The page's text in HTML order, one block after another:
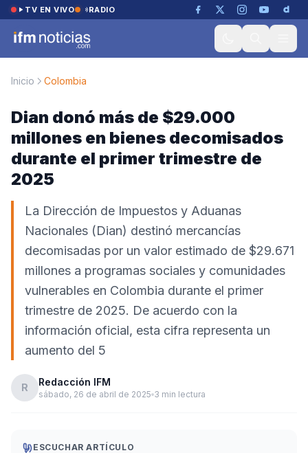
Saltar al contenido
TV EN VIVO RADIO
Inicio Colombia
Dian donó más de $29.000
millones en bienes decomisados
durante el primer trimestre de
2025
La Dirección de Impuestos y Aduanas
Nacionales (Dian) destinó mercancías
decomisadas por un valor estimado de $29.671
millones a programas sociales y comunidades
vulnerables en Colombia durante el primer
trimestre de 2025. De acuerdo con la
información oficial, esta cifra representa un
aumento del 5
R Redacción IFM
sábado, 26 de abril de 2025 3 min lectura
ESCUCHAR ARTÍCULO